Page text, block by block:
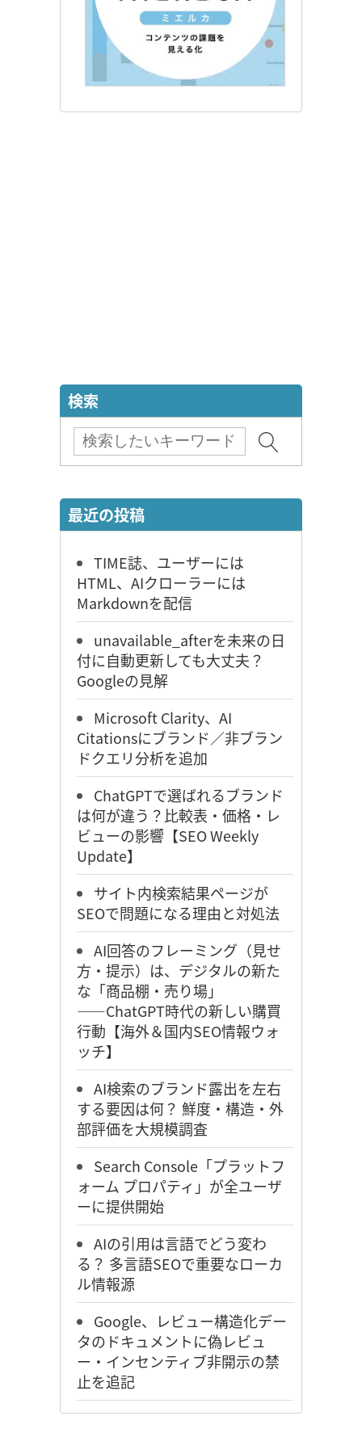
検索
最近の投稿
TIME誌、ユーザーには
HTML、AIクローラーには
Markdownを配信
unavailable_afterを未来の日
付に自動更新しても大丈夫？
Googleの見解
Microsoft Clarity、AI
Citationsにブランド／非ブラン
ドクエリ分析を追加
ChatGPTで選ばれるブランド
は何が違う？比較表・価格・レ
ビューの影響【SEO Weekly
Update】
サイト内検索結果ページが
SEOで問題になる理由と対処法
AI回答のフレーミング（見せ
方・提示）は、デジタルの新た
な「商品棚・売り場」
――ChatGPT時代の新しい購買
行動【海外＆国内SEO情報ウォ
ッチ】
AI検索のブランド露出を左右
する要因は何？ 鮮度・構造・外
部評価を大規模調査
Search Console「プラットフ
ォーム プロパティ」が全ユーザ
ーに提供開始
AIの引用は言語でどう変わ
る？ 多言語SEOで重要なローカ
ル情報源
Google、レビュー構造化デー
タのドキュメントに偽レビュ
ー・インセンティブ非開示の禁
止を追記